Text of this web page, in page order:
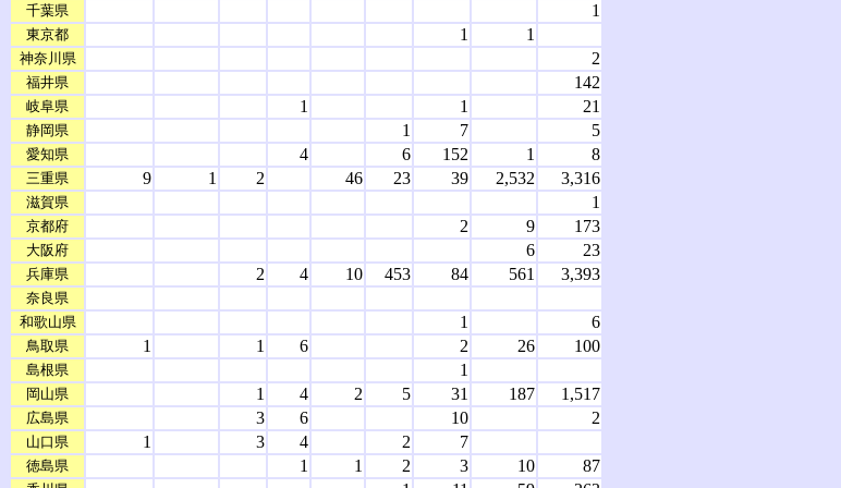
千葉県 1
東京都 1 1
神奈川県 2
福井県 142
岐阜県 1 1 21
静岡県 1 7 5
愛知県 4 6 152 1 8
三重県 9 1 2 46 23 39 2,532 3,316
滋賀県 1
京都府 2 9 173
大阪府 6 23
兵庫県 2 4 10 453 84 561 3,393
奈良県
和歌山県
1 6
鳥取県 1 1 6 2 26 100
島根県 1
岡山県 1 4 2 5 31 187 1,517
広島県 3 6 10 2
山口県 1 3 4 2 7
徳島県 1 1 2 3 10 87